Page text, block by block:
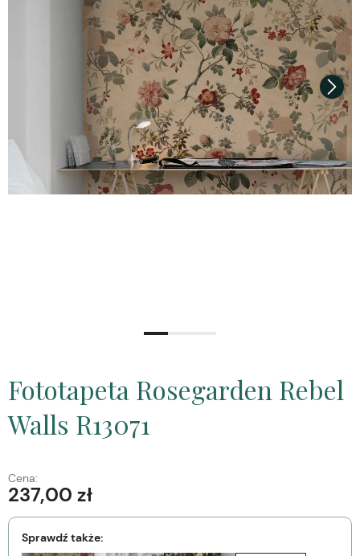
Fototapeta Rosegarden Rebel
Walls R13071
Cena:
237,00 zł
Sprawdź także: